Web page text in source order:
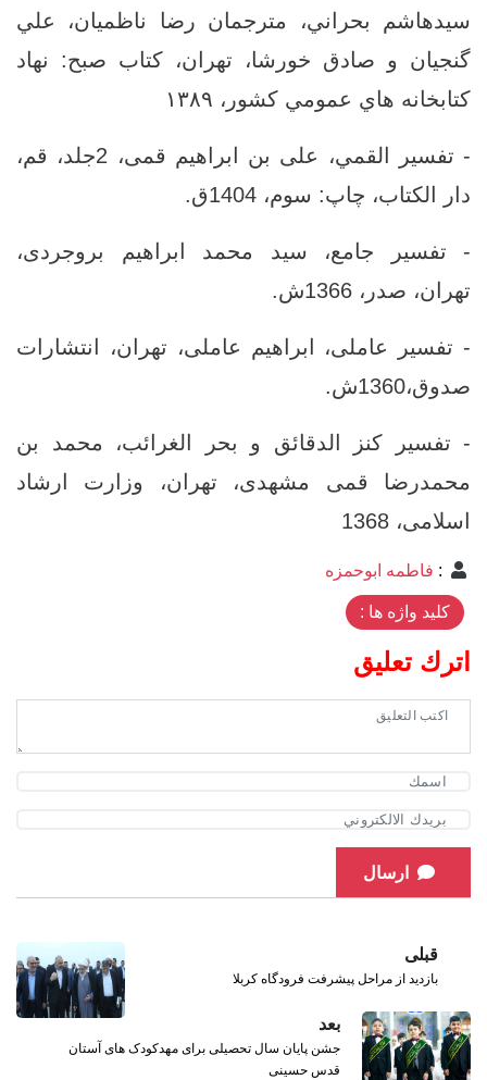
سيدهاشم بحراني، مترجمان رضا ناظميان، علي
گنجيان و صادق خورشا، تهران، كتاب صبح: نهاد
كتابخانه هاي عمومي كشور، ۱۳۸۹
- تفسير القمي، على بن ابراهيم قمى، 2جلد، قم،
دار الكتاب، چاپ: سوم، 1404ق.
- تفسير جامع‏، سید محمد ابراهیم بروجردى،
‏تهران، صدر، 1366ش.
- تفسير عاملى‏، ابراهيم عاملى، ‏تهران‏، انتشارات
صدوق،‏1360ش.
- تفسير كنز الدقائق و بحر الغرائب‏، محمد بن
محمدرضا قمى مشهدى، تهران، وزارت ارشاد
اسلامى، ‏1368
: فاطمه ابوحمزه
کلید واژه ها :
اترك تعليق
ارسال
قبلی
بازدید از مراحل پیشرفت فرودگاه کربلا
بعد
جشن پایان سال تحصیلی برای مهدکودک های آستان
قدس حسینی